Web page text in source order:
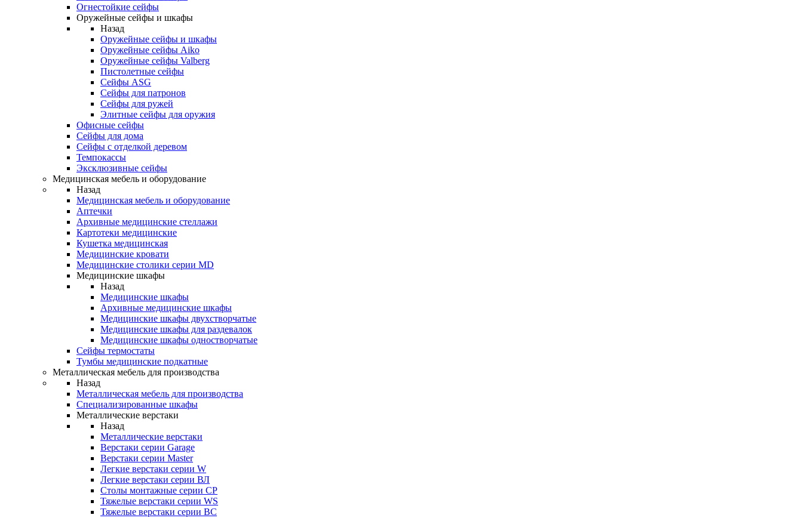
Огнестойкие сейфы
Оружейные сейфы и шкафы
Назад
Оружейные сейфы и шкафы
Оружейные сейфы Aiko
Оружейные сейфы Valberg
Пистолетные сейфы
Сейфы ASG
Сейфы для патронов
Сейфы для ружей
Элитные сейфы для оружия
Офисные сейфы
Сейфы для дома
Сейфы с отделкой деревом
Темпокассы
Эксклюзивные сейфы
Медицинская мебель и оборудование
Назад
Медицинская мебель и оборудование
Аптечки
Архивные медицинские стеллажи
Картотеки медицинские
Кушетка медицинская
Медицинские кровати
Медицинские столики серии MD
Медицинские шкафы
Назад
Медицинские шкафы
Архивные медицинские шкафы
Медицинские шкафы двухстворчатые
Медицинские шкафы для раздевалок
Медицинские шкафы одностворчатые
Сейфы термостаты
Тумбы медицинские подкатные
Металлическая мебель для производства
Назад
Металлическая мебель для производства
Cпециализированные шкафы
Металлические верстаки
Назад
Металлические верстаки
Верстаки серии Garage
Верстаки серии Master
Легкие верстаки серии W
Легкие верстаки серии ВЛ
Столы монтажные серии СР
Тяжелые верстаки серии WS
Тяжелые верстаки серии ВС